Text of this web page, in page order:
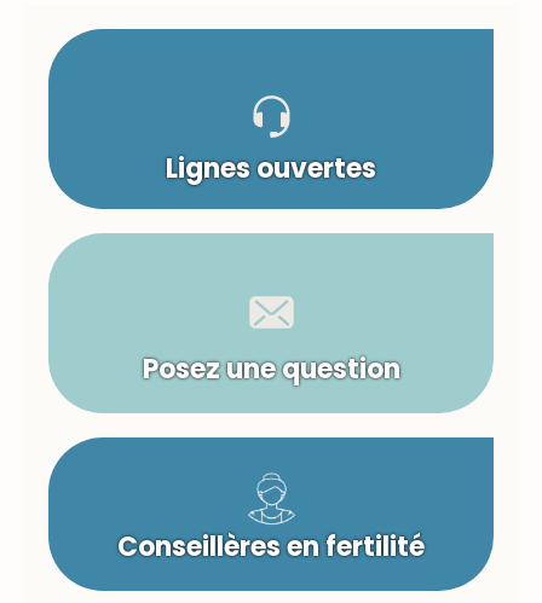
Lignes ouvertes
Posez une question
Conseillères en fertilité